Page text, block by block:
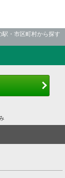
駅・市区町村から探す